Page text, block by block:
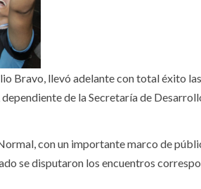
Bravo, llevó adelante con total éxito
de la Secretaría de
con un importante marco de
se disputaron los encuentros